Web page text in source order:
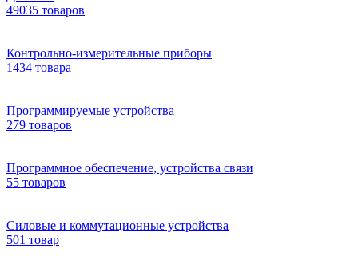
49035 товаров
Контрольно-измерительные приборы
1434 товара
Программируемые устройства
279 товаров
Программное обеспечение, устройства связи
55 товаров
Силовые и коммутационные устройства
501 товар